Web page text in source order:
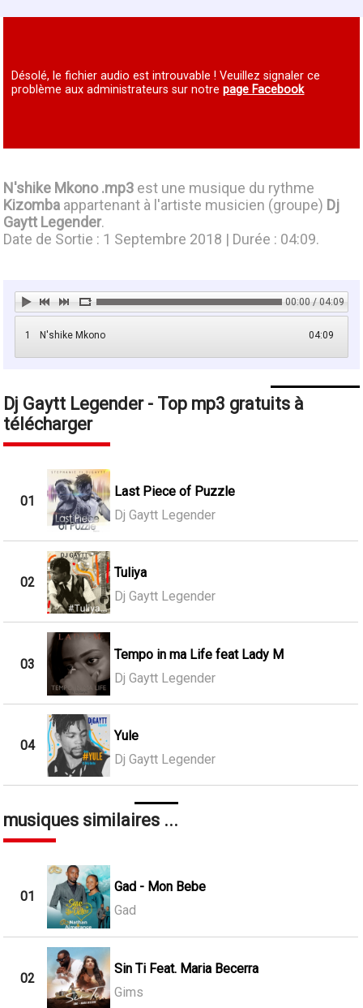
Désolé, le fichier audio est introuvable ! Veuillez signaler ce
problème aux administrateurs sur notrepage Facebook
N'shike Mkono .mp3 est une musique du rythme
Kizomba appartenant à l'artiste musicien (groupe) Dj
Gaytt Legender.
Date de Sortie : 1 Septembre 2018 | Durée : 04:09.
00:00 / 04:09
1 04:09
N'shike Mkono
Dj Gaytt Legender - Top mp3 gratuits à
télécharger
01
Last Piece of Puzzle
Dj Gaytt Legender
02
Tuliya
Dj Gaytt Legender
03
Tempo in ma Life feat Lady M
Dj Gaytt Legender
04
Yule
Dj Gaytt Legender
musiques similaires ...
01
Gad - Mon Bebe
Gad
02
Sin Ti Feat. Maria Becerra
Gims